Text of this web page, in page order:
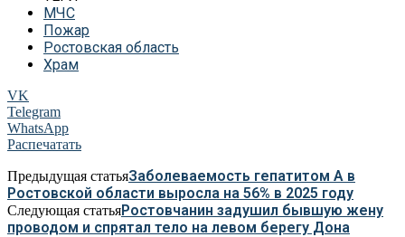
МЧС
Пожар
Ростовская область
Храм
VK
Telegram
WhatsApp
Распечатать
Предыдущая статьяЗаболеваемость гепатитом А в
Ростовской области выросла на 56% в 2025 году
Следующая статьяРостовчанин задушил бывшую жену
проводом и спрятал тело на левом берегу Дона